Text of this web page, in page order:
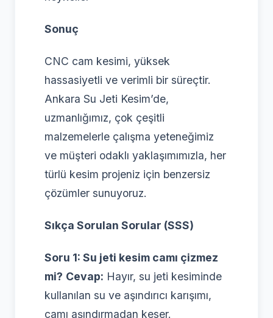
Sonuç
CNC cam kesimi, yüksek
hassasiyetli ve verimli bir süreçtir.
Ankara Su Jeti Kesim’de,
uzmanlığımız, çok çeşitli
malzemelerle çalışma yeteneğimiz
ve müşteri odaklı yaklaşımımızla, her
türlü kesim projeniz için benzersiz
çözümler sunuyoruz.
Sıkça Sorulan Sorular (SSS)
Soru 1: Su jeti kesim camı çizmez
mi? Cevap: Hayır, su jeti kesiminde
kullanılan su ve aşındırıcı karışımı,
camı aşındırmadan keser.